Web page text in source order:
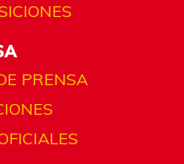
PRENSA